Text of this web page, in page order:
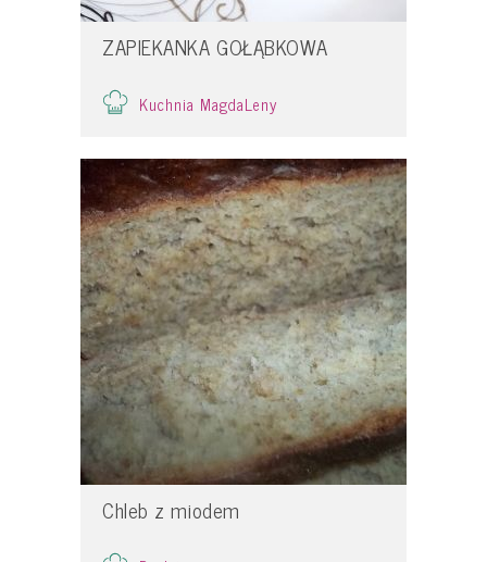
ZAPIEKANKA GOŁĄBKOWA
Kuchnia MagdaLeny
Chleb z miodem